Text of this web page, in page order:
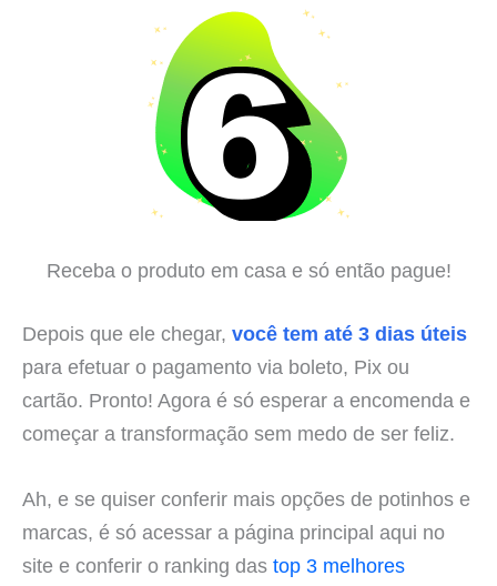
Receba o produto em casa e só então pague!
Depois que ele chegar, você tem até 3 dias úteis
para efetuar o pagamento via boleto, Pix ou
cartão. Pronto! Agora é só esperar a encomenda e
começar a transformação sem medo de ser feliz.
Ah, e se quiser conferir mais opções de potinhos e
marcas, é só acessar a página principal aqui no
site e conferir o ranking das top 3 melhores